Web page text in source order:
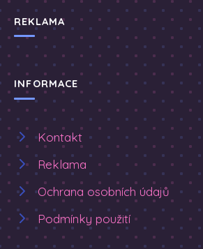
REKLAMA
INFORMACE
Kontakt
Reklama
Ochrana osobních údajů
Podmínky použití